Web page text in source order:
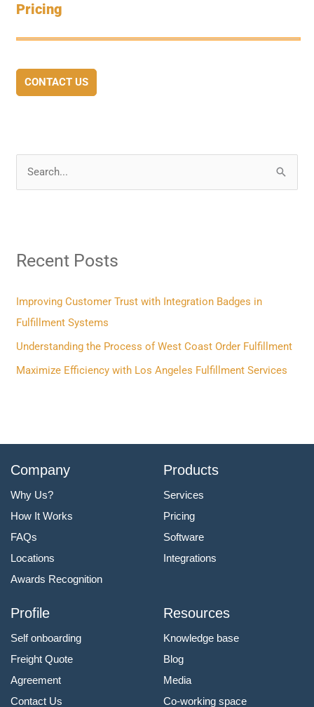
Pricing
CONTACT US
c
f
o
r
:
Recent Posts
Improving Customer Trust with Integration Badges in
Fulfillment Systems
Understanding the Process of West Coast Order Fulfillment
Maximize Efficiency with Los Angeles Fulfillment Services
Company
Why Us?
How It Works
FAQs
Locations
Awards Recognition
Products
Services
Pricing
Software
Integrations
Profile
Self onboarding
Freight Quote
Agreement
Contact Us
Resources
Knowledge base
Blog
Media
Co-working space